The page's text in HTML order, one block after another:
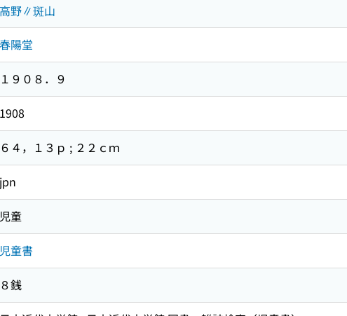
高野∥斑山
春陽堂
１９０８．９
1908
６４，１３ｐ ; ２２ｃｍ
jpn
児童
児童書
８銭